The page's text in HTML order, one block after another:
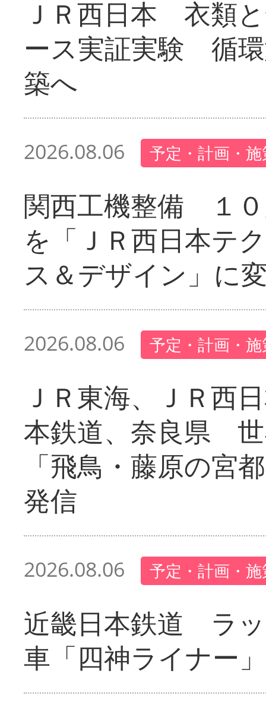
ＪＲ西日本 衣類
ース実証実験 循
築へ
2026.08.06 予定・計画・
関西工機整備 １
を「ＪＲ西日本テ
ス＆デザイン」に
2026.08.06 予定・計画・
ＪＲ東海、ＪＲ西
本鉄道、奈良県
「飛鳥・藤原の宮
発信
2026.08.06 予定・計画・
近畿日本鉄道 ラ
車「四神ライナー